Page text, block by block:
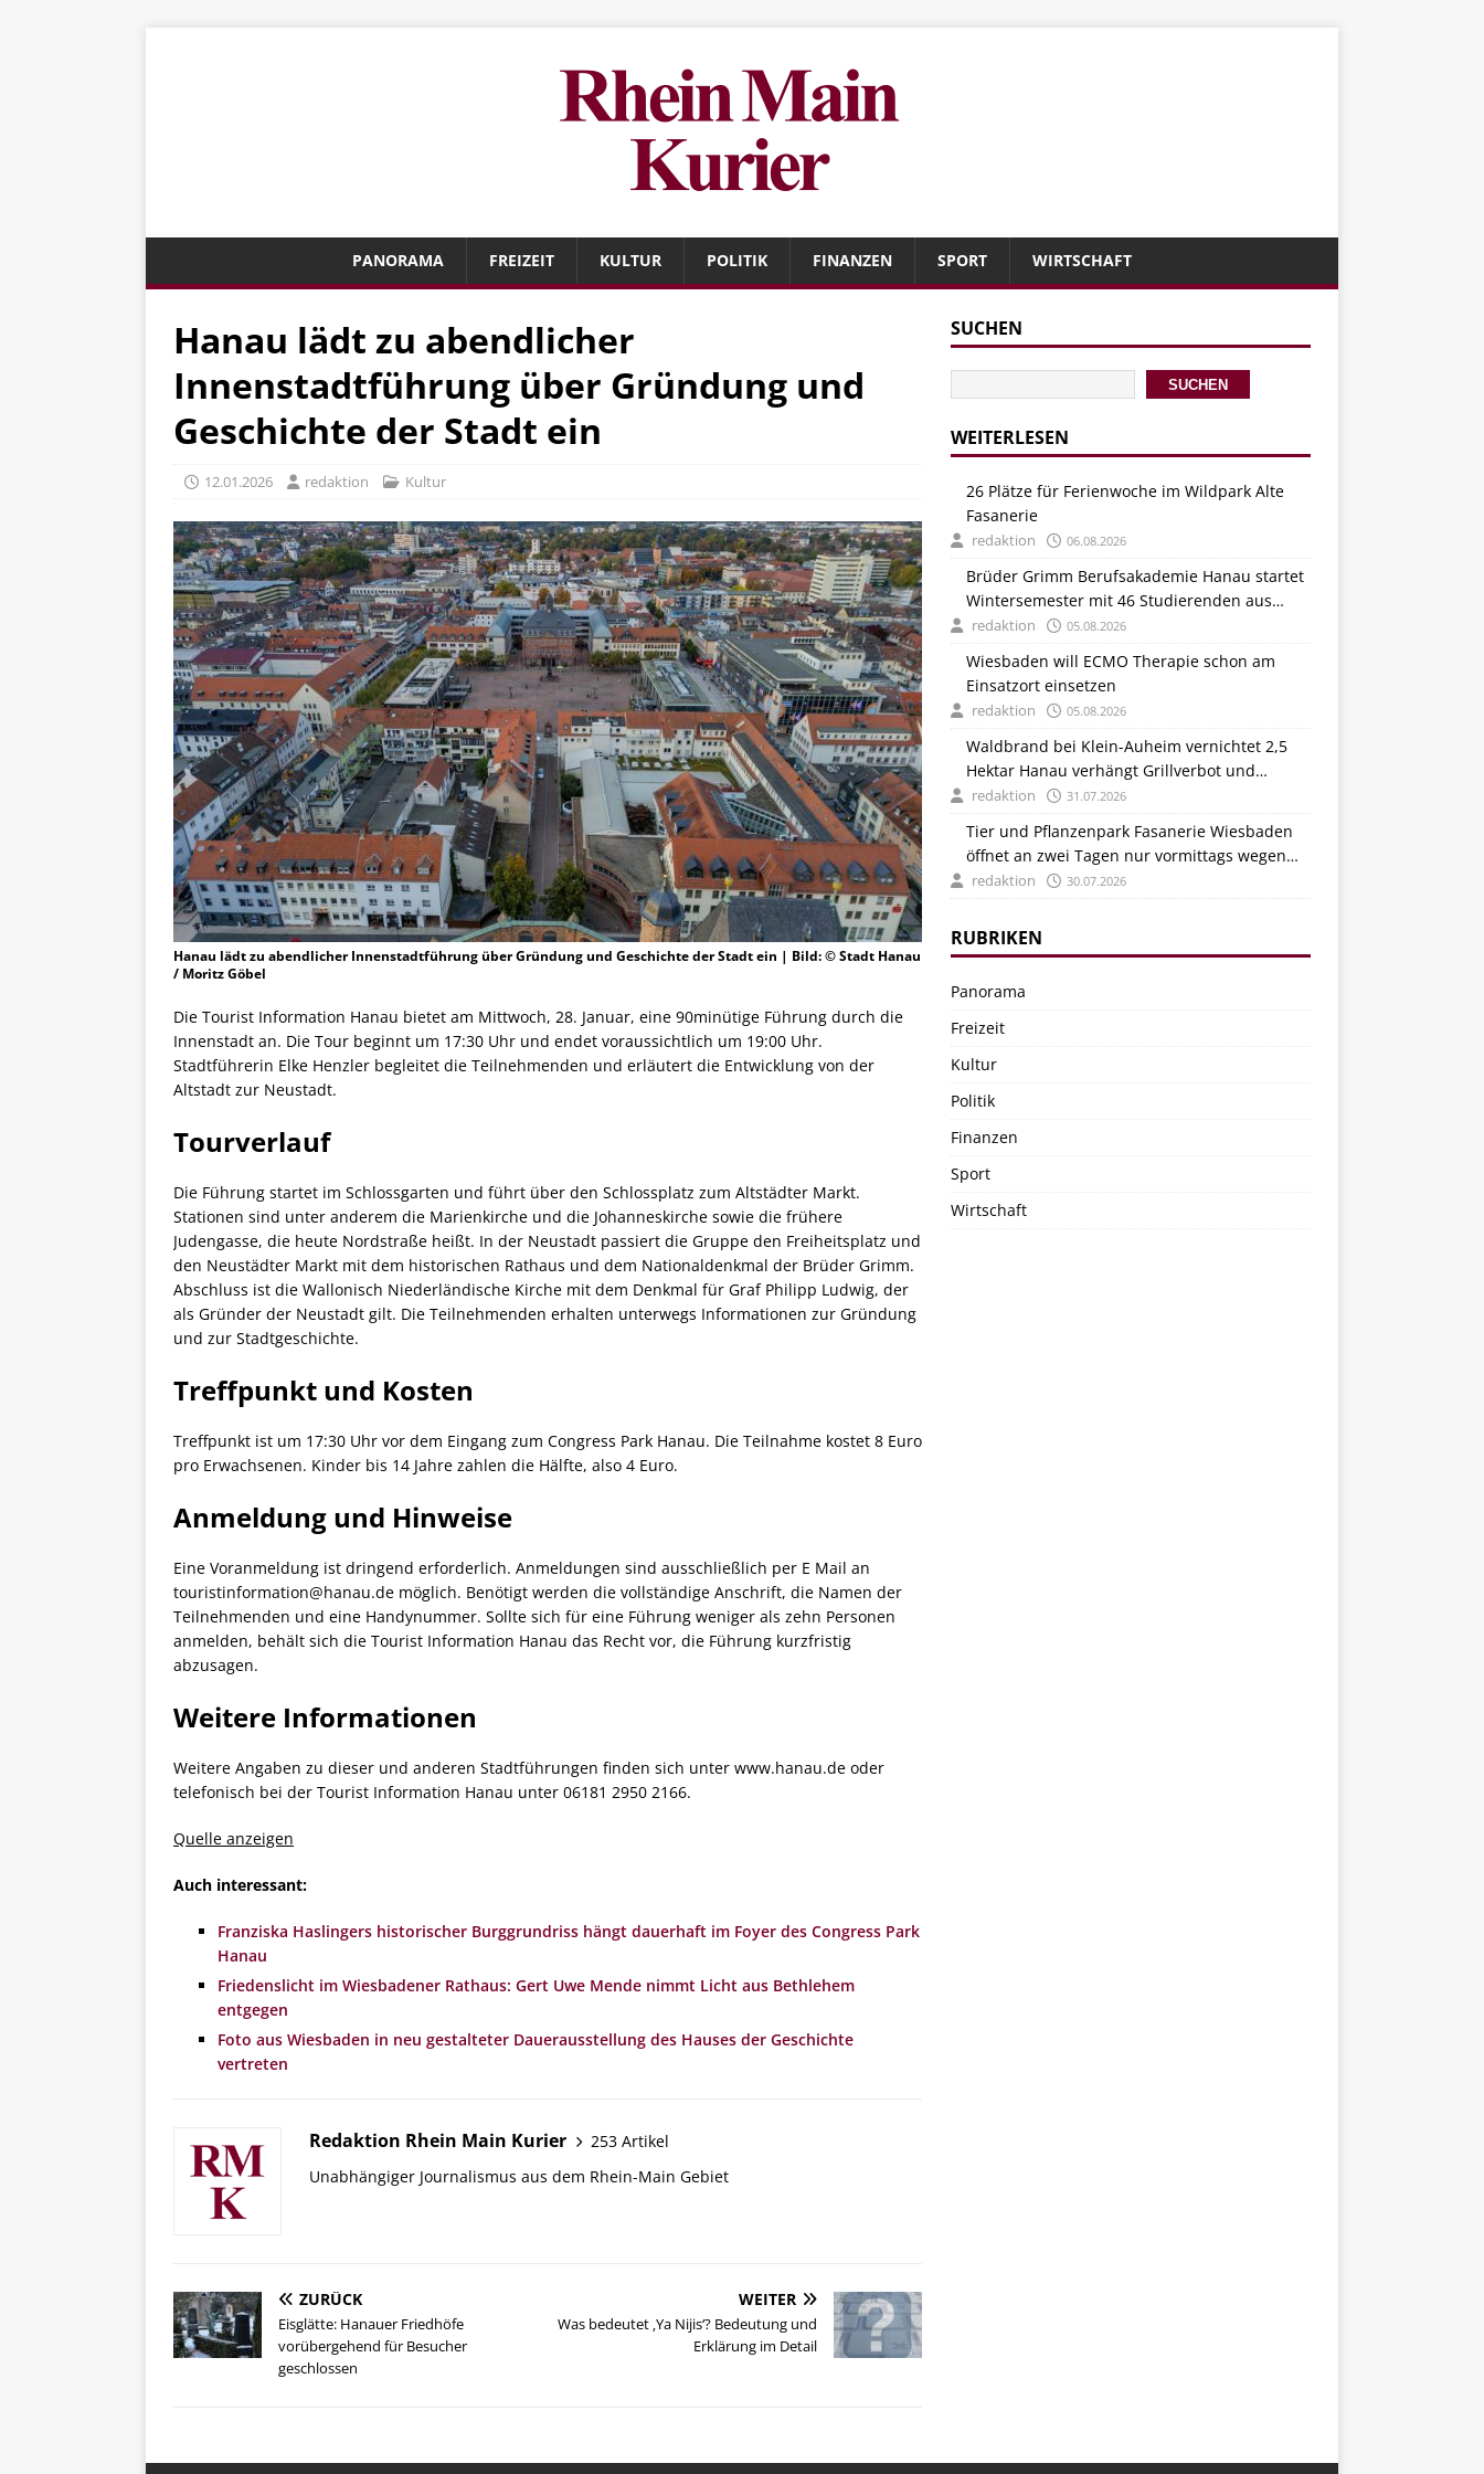
PANORAMA FREIZEIT KULTUR POLITIK FINANZEN SPORT WIRTSCHAFT
Hanau lädt zu abendlicher
Innenstadtführung über Gründung und
Geschichte der Stadt ein
12.01.2026 redaktion Kultur
Hanau lädt zu abendlicher Innenstadtführung über Gründung und Geschichte der Stadt ein | Bild: © Stadt Hanau
/ Moritz Göbel
Die Tourist Information Hanau bietet am Mittwoch, 28. Januar, eine 90minütige Führung durch die
Innenstadt an. Die Tour beginnt um 17:30 Uhr und endet voraussichtlich um 19:00 Uhr.
Stadtführerin Elke Henzler begleitet die Teilnehmenden und erläutert die Entwicklung von der
Altstadt zur Neustadt.
Tourverlauf
Die Führung startet im Schlossgarten und führt über den Schlossplatz zum Altstädter Markt.
Stationen sind unter anderem die Marienkirche und die Johanneskirche sowie die frühere
Judengasse, die heute Nordstraße heißt. In der Neustadt passiert die Gruppe den Freiheitsplatz und
den Neustädter Markt mit dem historischen Rathaus und dem Nationaldenkmal der Brüder Grimm.
Abschluss ist die Wallonisch Niederländische Kirche mit dem Denkmal für Graf Philipp Ludwig, der
als Gründer der Neustadt gilt. Die Teilnehmenden erhalten unterwegs Informationen zur Gründung
und zur Stadtgeschichte.
Treffpunkt und Kosten
Treffpunkt ist um 17:30 Uhr vor dem Eingang zum Congress Park Hanau. Die Teilnahme kostet 8 Euro
pro Erwachsenen. Kinder bis 14 Jahre zahlen die Hälfte, also 4 Euro.
Anmeldung und Hinweise
Eine Voranmeldung ist dringend erforderlich. Anmeldungen sind ausschließlich per E Mail an
touristinformation@hanau.de möglich. Benötigt werden die vollständige Anschrift, die Namen der
Teilnehmenden und eine Handynummer. Sollte sich für eine Führung weniger als zehn Personen
anmelden, behält sich die Tourist Information Hanau das Recht vor, die Führung kurzfristig
abzusagen.
Weitere Informationen
Weitere Angaben zu dieser und anderen Stadtführungen finden sich unter www.hanau.de oder
telefonisch bei der Tourist Information Hanau unter 06181 2950 2166.
Quelle anzeigen
Auch interessant:
Franziska Haslingers historischer Burggrundriss hängt dauerhaft im Foyer des Congress Park
Hanau
Friedenslicht im Wiesbadener Rathaus: Gert Uwe Mende nimmt Licht aus Bethlehem
entgegen
Foto aus Wiesbaden in neu gestalteter Dauerausstellung des Hauses der Geschichte
vertreten
Redaktion Rhein Main Kurier
253 Artikel
Unabhängiger Journalismus aus dem Rhein-Main Gebiet
ZURÜCK
Eisglätte: Hanauer Friedhöfe
vorübergehend für Besucher
geschlossen
WEITER
Was bedeutet ‚Ya Nijis‘? Bedeutung und
Erklärung im Detail
SUCHEN
SUCHEN
WEITERLESEN
26 Plätze für Ferienwoche im Wildpark Alte
Fasanerie
redaktion 06.08.2026
Brüder Grimm Berufsakademie Hanau startet
Wintersemester mit 46 Studierenden aus
Deutschland und Italien
redaktion 05.08.2026
Wiesbaden will ECMO Therapie schon am
Einsatzort einsetzen
redaktion 05.08.2026
Waldbrand bei Klein-Auheim vernichtet 2,5
Hektar Hanau verhängt Grillverbot und
verstärkt Kontrollen
redaktion 31.07.2026
Tier und Pflanzenpark Fasanerie Wiesbaden
öffnet an zwei Tagen nur vormittags wegen
Hitzewelle
redaktion 30.07.2026
RUBRIKEN
Panorama
Freizeit
Kultur
Politik
Finanzen
Sport
Wirtschaft